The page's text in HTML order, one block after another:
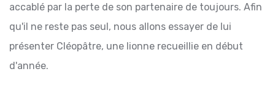
accablé par la perte de son partenaire de toujours. Afin
qu'il ne reste pas seul, nous allons essayer de lui
présenter Cléopâtre, une lionne recueillie en début
d'année.